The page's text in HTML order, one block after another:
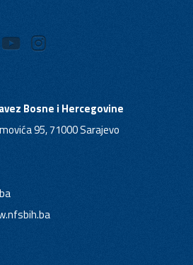
Bosne i Hercegovine
95, 71000 Sarajevo